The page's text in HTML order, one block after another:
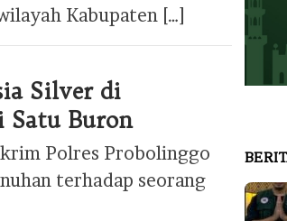
Kabupaten […]
Silver di
Satu Buron
Polres Probolinggo
terhadap seorang